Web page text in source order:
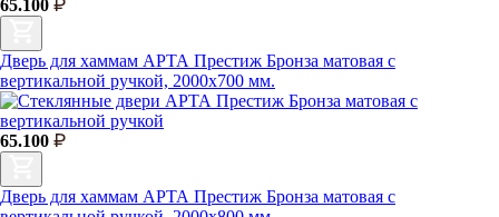
65.100
Дверь для хаммам АРТА Престиж Бронза матовая с
вертикальной ручкой, 2000х700 мм.
65.100
Дверь для хаммам АРТА Престиж Бронза матовая с